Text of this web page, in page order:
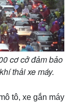
cơ cở đảm bảo
thải xe máy.
tô, xe gắn máy